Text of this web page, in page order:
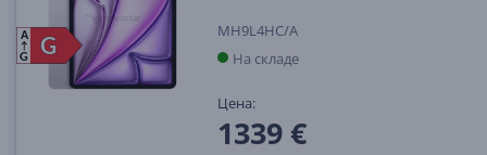
G
G
A
G
MH9L4HC/A
На складе
Цена:
1339 €